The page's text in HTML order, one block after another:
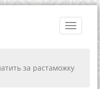
Toggle
за растаможку